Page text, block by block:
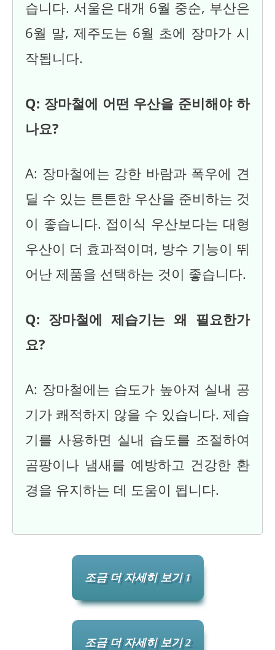
습니다. 서울은 대개 6월 중순, 부산은
6월 말, 제주도는 6월 초에 장마가 시
작됩니다.
Q: 장마철에 어떤 우산을 준비해야 하
나요?
A: 장마철에는 강한 바람과 폭우에 견
딜 수 있는 튼튼한 우산을 준비하는 것
이 좋습니다. 접이식 우산보다는 대형
우산이 더 효과적이며, 방수 기능이 뛰
어난 제품을 선택하는 것이 좋습니다.
Q: 장마철에 제습기는 왜 필요한가
요?
A: 장마철에는 습도가 높아져 실내 공
기가 쾌적하지 않을 수 있습니다. 제습
기를 사용하면 실내 습도를 조절하여
곰팡이나 냄새를 예방하고 건강한 환
경을 유지하는 데 도움이 됩니다.
조금 더 자세히 보기 1
조금 더 자세히 보기 2